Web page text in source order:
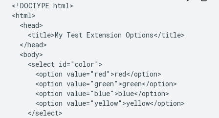
<!DOCTYPE html>
<html>
  <head>
    <title>My Test Extension Options</title>
  </head>
  <body>
    <select id="color">
      <option value="red">red</option>
      <option value="green">green</option>
      <option value="blue">blue</option>
      <option value="yellow">yellow</option>
    </select>